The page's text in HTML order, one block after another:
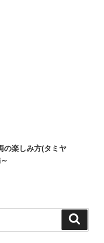
の楽しみ方(タミヤ